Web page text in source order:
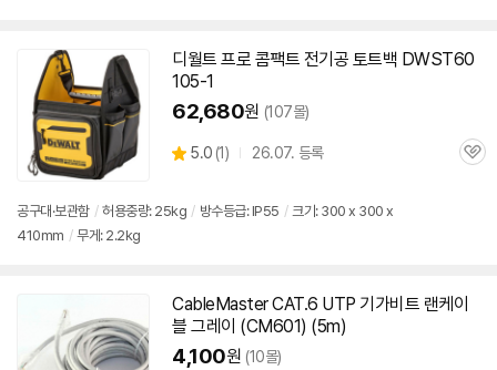
디월트 프로 콤팩트 전기공 토트백 DWST60
105-1
62,680원 (107몰)
별
5.0 (상
1) 26.07. 등록
관
공구대·보관함 / 허용중량: 25kg / 방수등급: IP55 / 크기: 300 x 300 x
410mm / 무게: 2.2kg
CableMaster CAT.6 UTP 기가비트 랜케이
블 그레이 (CM601) (5m)
4,100원 (10몰)